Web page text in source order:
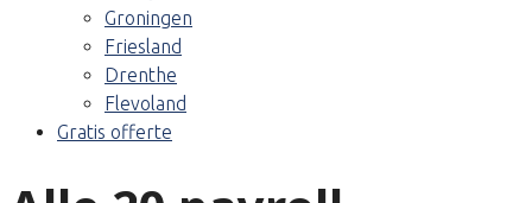
Groningen
Friesland
Drenthe
Flevoland
Gratis offerte